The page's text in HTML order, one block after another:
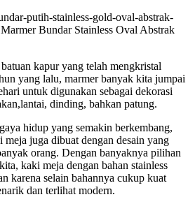
kapur yang telah mengkristal
yang lalu, marmer banyak kita jumpai
untuk digunakan sebagai dekorasi
dinding, bahkan patung.
hidup yang semakin berkembang,
meja juga dibuat dengan desain yang
orang. Dengan banyaknya pilihan
kaki meja dengan bahan stainless
karena selain bahannya cukup kuat
dan terlihat modern.